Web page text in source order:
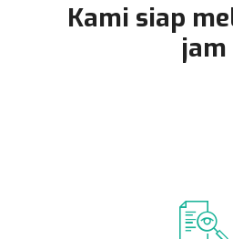
Kami siap
jam